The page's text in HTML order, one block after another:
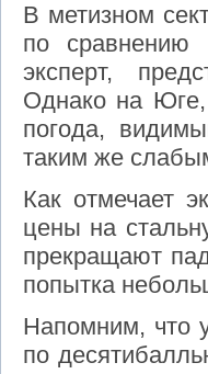
В метизном
по сравнению
эксперт,
Однако на Юге,
погода,
таким же
Как отмечает
цены на
прекращают
попытка
Напомним, что
по